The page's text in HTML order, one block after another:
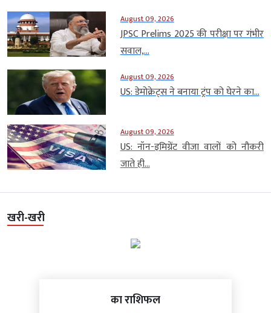
August 09, 2026
JPSC Prelims 2025 की परीक्षा पर गंभीर
सवाल,...
August 09, 2026
US: डेमोक्रेट्स ने बनाया ट्रंप को घेरने का...
August 09, 2026
US: नॉन-इमिग्रेंट वीजा वालों को नौकरी
जाते ही...
खरी-खरी
का राशिफल